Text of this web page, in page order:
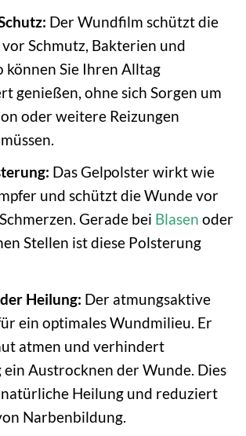
Der Wundfilm schützt die
Schmutz, Bakterien und
können Sie Ihren Alltag
genießen, ohne sich Sorgen um
oder weitere Reizungen
Das Gelpolster wirkt wie
und schützt die Wunde vor
Gerade bei Blasen oder
Stellen ist diese Polsterung
Heilung: Der atmungsaktive
ein optimales Wundmilieu. Er
atmen und verhindert
ein Austrocknen der Wunde. Dies
Heilung und reduziert
Narbenbildung.